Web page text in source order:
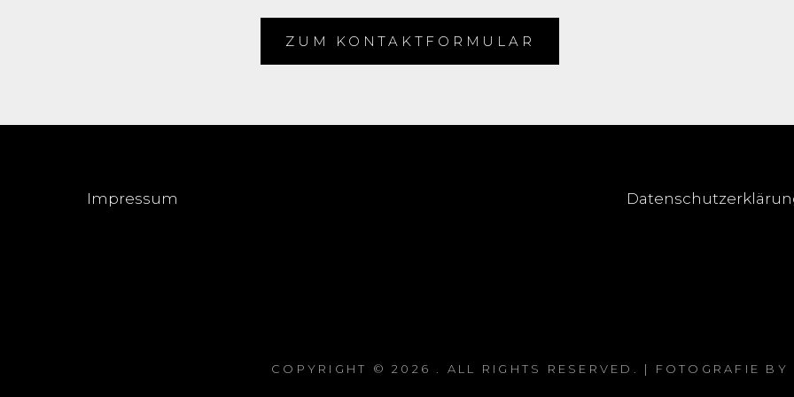
ZUM KONTAKTFORMULAR
Impressum
COPYRIGHT © 2026 . ALL RIGHTS RESERVED. | FOTOGRAFIE BY